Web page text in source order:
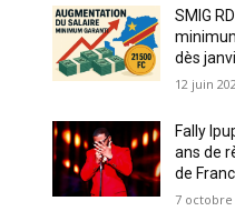
SMIG
dès
12 juin
Fally
ans de
de
7 octobre